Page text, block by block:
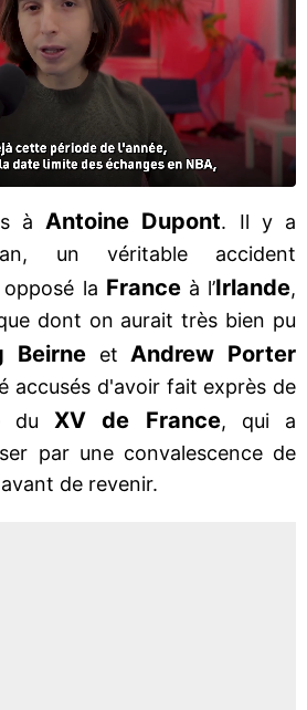
à Antoine Dupont. Il y a
un véritable accident
la France à l’Irlande,
dont on aurait très bien pu
Beirne et Andrew Porter
accusés d'avoir fait exprès de
du XV de France, qui a
par une convalescence de
de revenir.